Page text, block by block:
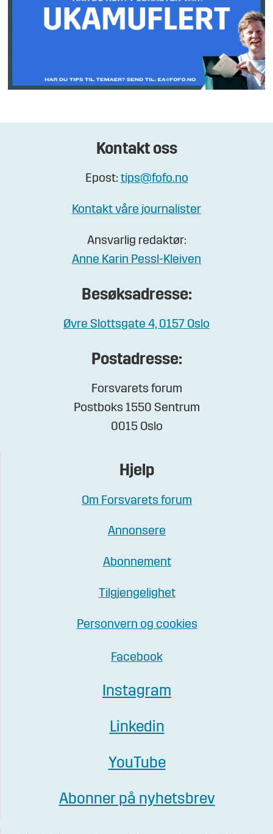
Kontakt oss
Epost: tips@fofo.no
Kontakt våre journalister
Ansvarlig redaktør:
Anne Karin Pessl-Kleiven
Besøksadresse:
Øvre Slottsgate 4, 0157 Oslo
Postadresse:
Forsvarets forum
Postboks 1550 Sentrum
0015 Oslo
Hjelp
Om Forsvarets forum
Annonsere
Abonnement
Tilgjengelighet
Personvern og cookies
Facebook
Instagram
Linkedin
YouTube
Abonner på nyhetsbrev